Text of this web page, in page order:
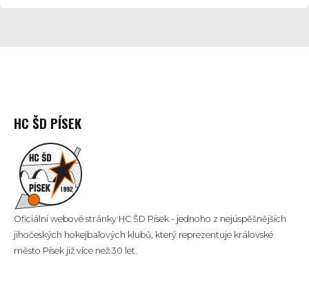
HC ŠD PÍSEK
Oficiální webové stránky HC ŠD Písek - jednoho z nejúspěšnějších
jihočeských hokejbalových klubů, který reprezentuje královské
město Písek již více než 30 let.